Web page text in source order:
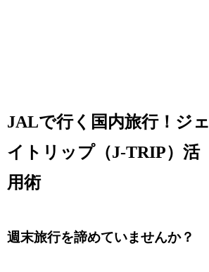
JALで行く国内旅行！ジェ
イトリップ（J-TRIP）活
用術
週末旅行を諦めていませんか？